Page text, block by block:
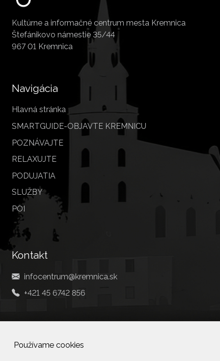
Používame cookies
Kultúrne a informačné centrum mesta Kremnica
Štefánikovo námestie 35/44
967 01 Kremnica
Navigácia
Hlavná stránka
SMARTGUIDE-OBJAVTE KREMNICU
POZNÁVAJTE
RELAXUJTE
PODUJATIA
SLUŽBY
POI
Kontakt
infocentrum@kremnica.sk
+421 45 6742 856
Social